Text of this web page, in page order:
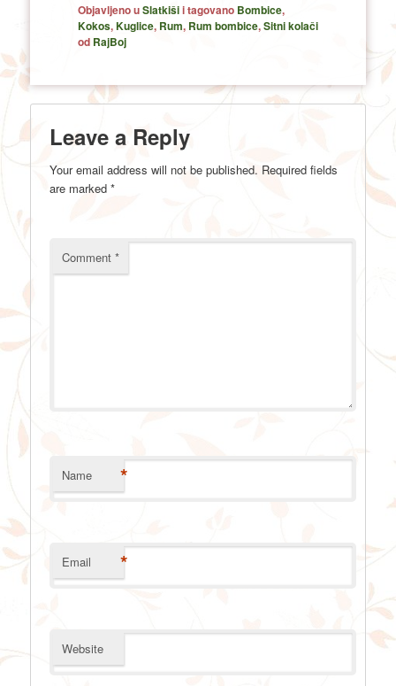
Objavljeno uSlatkišii tagovano Bombice,
Kokos,Kuglice, Rum, Rum bombice,Sitni kolači
od RajBoj
Leave a Reply
Your email address will not be published. Required fields
are marked*
Comment*
Name *
Email *
Website